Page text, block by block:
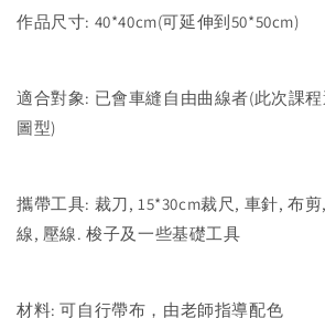
作品尺寸: 40*40cm(可延伸到50*50cm)
適合對象: 已會車縫自由曲線者(此次課
圖型)
攜帶工具: 裁刀, 15*30cm裁尺, 車針, 布
線, 壓線. 梭子及一些基礎工具
材料: 可自行帶布，由老師指導配色